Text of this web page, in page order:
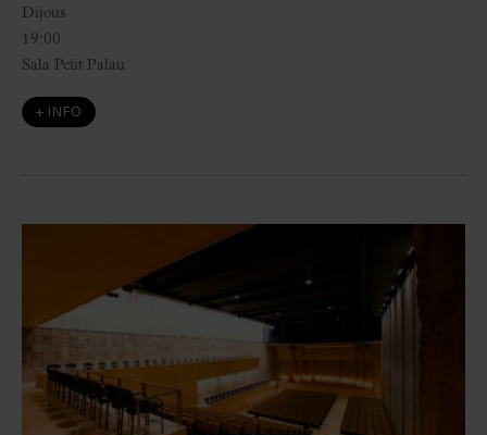
19:00
Dijous
Sala Petit Palau
+ INFO